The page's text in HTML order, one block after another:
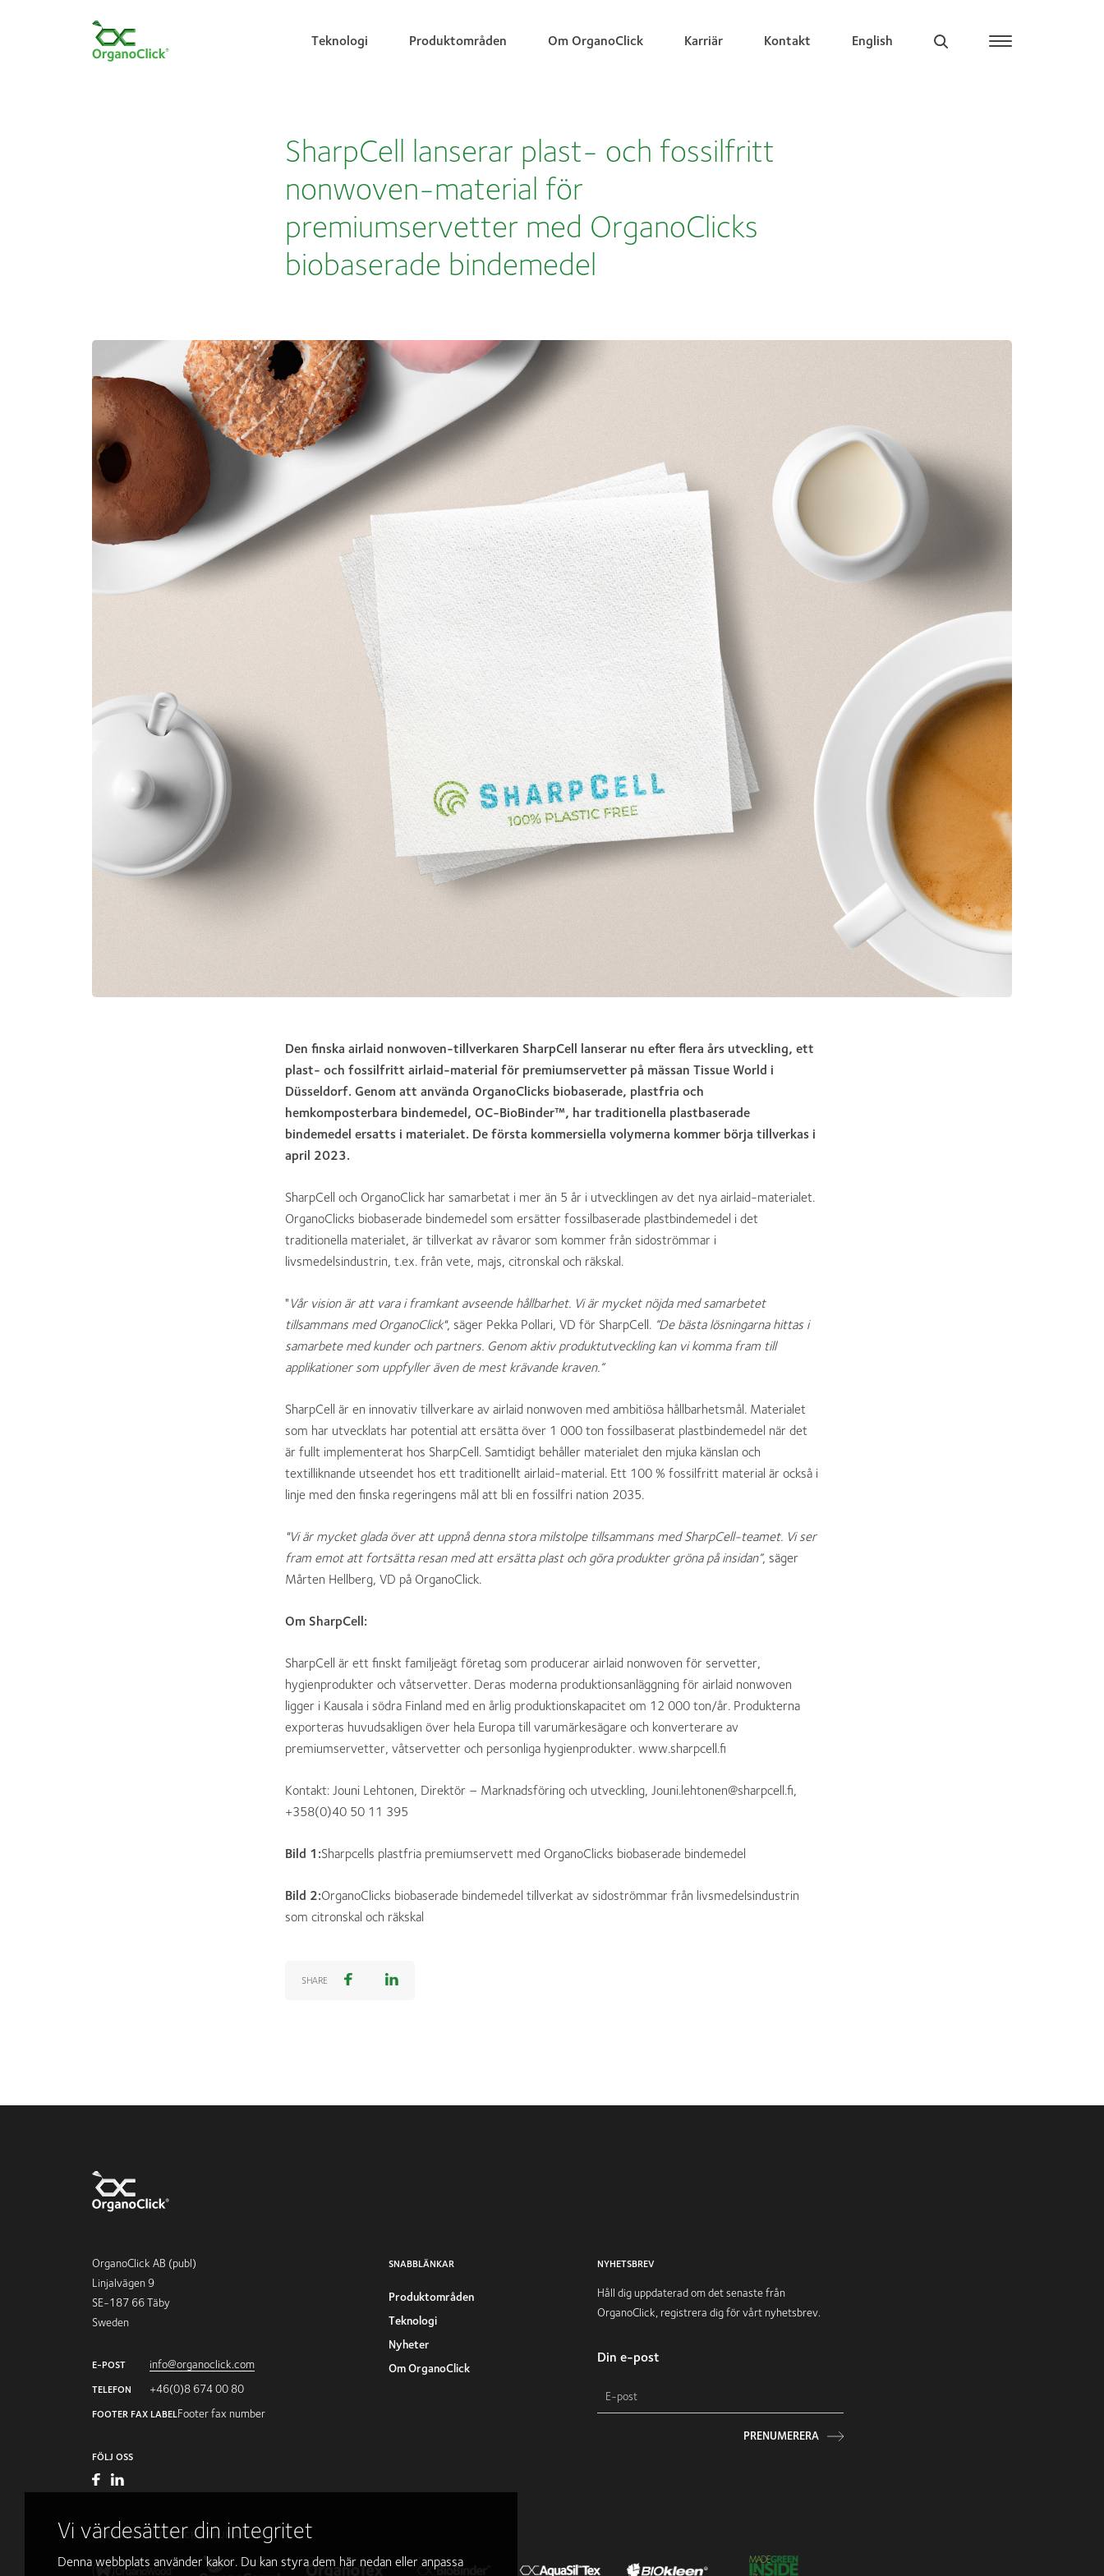
Teknologi Produktområden Om OrganoClick Karriär Kontakt English
SharpCell lanserar plast- och fossilfritt
nonwoven-material för
premiumservetter med OrganoClicks
biobaserade bindemedel
Den finska airlaid nonwoven-tillverkaren SharpCell lanserar nu efter flera års utveckling, ett
plast- och fossilfritt airlaid-material för premiumservetter på mässan Tissue World i
Düsseldorf. Genom att använda OrganoClicks biobaserade, plastfria och
hemkomposterbara bindemedel, OC-BioBinder™, har traditionella plastbaserade
bindemedel ersatts i materialet. De första kommersiella volymerna kommer börja tillverkas i
april 2023.
SharpCell och OrganoClick har samarbetat i mer än 5 år i utvecklingen av det nya airlaid-materialet.
OrganoClicks biobaserade bindemedel som ersätter fossilbaserade plastbindemedel i det
traditionella materialet, är tillverkat av råvaror som kommer från sidoströmmar i
livsmedelsindustrin, t.ex. från vete, majs, citronskal och räkskal.
" Vår vision är att vara i framkant avseende hållbarhet. Vi är mycket nöjda med samarbetet
tillsammans med OrganoClick", säger Pekka Pollari, VD för SharpCell. ”De bästa lösningarna hittas i
samarbete med kunder och partners. Genom aktiv produktutveckling kan vi komma fram till
applikationer som uppfyller även de mest krävande kraven.”
SharpCell är en innovativ tillverkare av airlaid nonwoven med ambitiösa hållbarhetsmål. Materialet
som har utvecklats har potential att ersätta över 1 000 ton fossilbaserat plastbindemedel när det
är fullt implementerat hos SharpCell. Samtidigt behåller materialet den mjuka känslan och
textilliknande utseendet hos ett traditionellt airlaid-material. Ett 100 % fossilfritt material är också i
linje med den finska regeringens mål att bli en fossilfri nation 2035.
"Vi är mycket glada över att uppnå denna stora milstolpe tillsammans med SharpCell-teamet. Vi ser
fram emot att fortsätta resan med att ersätta plast och göra produkter gröna på insidan”, säger
Mårten Hellberg, VD på OrganoClick.
Om SharpCell:
SharpCell är ett finskt familjeägt företag som producerar airlaid nonwoven för servetter,
hygienprodukter och våtservetter. Deras moderna produktionsanläggning för airlaid nonwoven
ligger i Kausala i södra Finland med en årlig produktionskapacitet om 12 000 ton/år. Produkterna
exporteras huvudsakligen över hela Europa till varumärkesägare och konverterare av
premiumservetter, våtservetter och personliga hygienprodukter. www.sharpcell.fi
Kontakt: Jouni Lehtonen, Direktör – Marknadsföring och utveckling, Jouni.lehtonen@sharpcell.fi,
+358(0)40 50 11 395
Bild 1:Sharpcells plastfria premiumservett med OrganoClicks biobaserade bindemedel
Bild 2:OrganoClicks biobaserade bindemedel tillverkat av sidoströmmar från livsmedelsindustrin
som citronskal och räkskal
SHARE
OrganoClick AB (publ)
Linjalvägen 9
SE-187 66 Täby
Sweden
E-POST info@organoclick.com
TELEFON +46(0)8 674 00 80
FOOTER FAX LABELFooter fax number
FÖLJ OSS
SNABBLÄNKAR
Produktområden
Teknologi
Nyheter
Om OrganoClick
NYHETSBREV
Håll dig uppdaterad om det senaste från
OrganoClick, registrera dig för vårt nyhetsbrev.
Din e-post
PRENUMERERA
VÅRA PRODUKTER OCH VARUMÄRKEN
Vi värdesätter din integritet
Denna webbplats använder kakor. Du kan styra dem här nedan eller anpassa